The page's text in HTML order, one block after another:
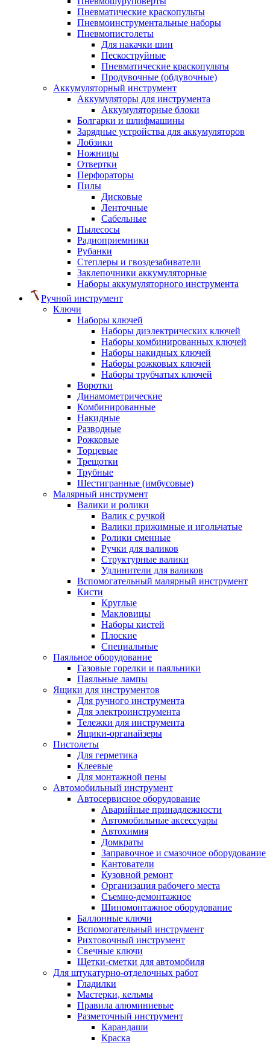
Пневматические краскопульты
Пневмоинструментальные наборы
Пневмопистолеты
Для накачки шин
Пескоструйные
Пневматические краскопульты
Продувочные (обдувочные)
Аккумуляторный инструмент
Аккумуляторы для инструмента
Аккумуляторные блоки
Болгарки и шлифмашины
Зарядные устройства для аккумуляторов
Лобзики
Ножницы
Отвертки
Перфораторы
Пилы
Дисковые
Ленточные
Сабельные
Пылесосы
Радиоприемники
Рубанки
Степлеры и гвоздезабиватели
Заклепочники аккумуляторные
Наборы аккумуляторного инструмента
Ручной инструмент
Ключи
Наборы ключей
Наборы диэлектрических ключей
Наборы комбинированных ключей
Наборы накидных ключей
Наборы рожковых ключей
Наборы трубчатых ключей
Воротки
Динамометрические
Комбинированные
Накидные
Разводные
Рожковые
Торцевые
Трещотки
Трубные
Шестигранные (имбусовые)
Малярный инструмент
Валики и ролики
Валик с ручкой
Валики прижимные и игольчатые
Ролики сменные
Ручки для валиков
Структурные валики
Удлинители для валиков
Вспомогательный малярный инструмент
Кисти
Круглые
Макловицы
Наборы кистей
Плоские
Специальные
Паяльное оборудование
Газовые горелки и паяльники
Паяльные лампы
Ящики для инструментов
Для ручного инструмента
Для электроинструмента
Тележки для инструмента
Ящики-органайзеры
Пистолеты
Для герметика
Клеевые
Для монтажной пены
Автомобильный инструмент
Автосервисное оборудование
Аварийные принадлежности
Автомобильные аксессуары
Автохимия
Домкраты
Заправочное и смазочное оборудование
Кантователи
Кузовной ремонт
Организация рабочего места
Съемно-демонтажное
Шиномонтажное оборудование
Баллонные ключи
Вспомогательный инструмент
Рихтовочный инструмент
Свечные ключи
Щетки-сметки для автомобиля
Для штукатурно-отделочных работ
Гладилки
Мастерки, кельмы
Правила алюминиевые
Разметочный инструмент
Карандаши
Краска